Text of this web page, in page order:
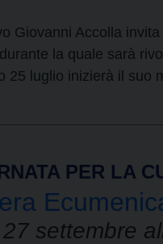
Giovanni Accolla
la quale sarà
25 luglio inizierà il suo
PER LA
settembre